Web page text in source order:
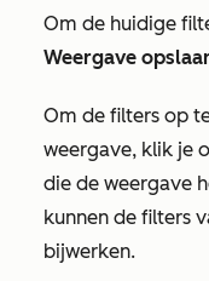
Om de huidige
Weergave
Om de filters op
weergave, klik je
die de weergave
kunnen de filters
bijwerken.